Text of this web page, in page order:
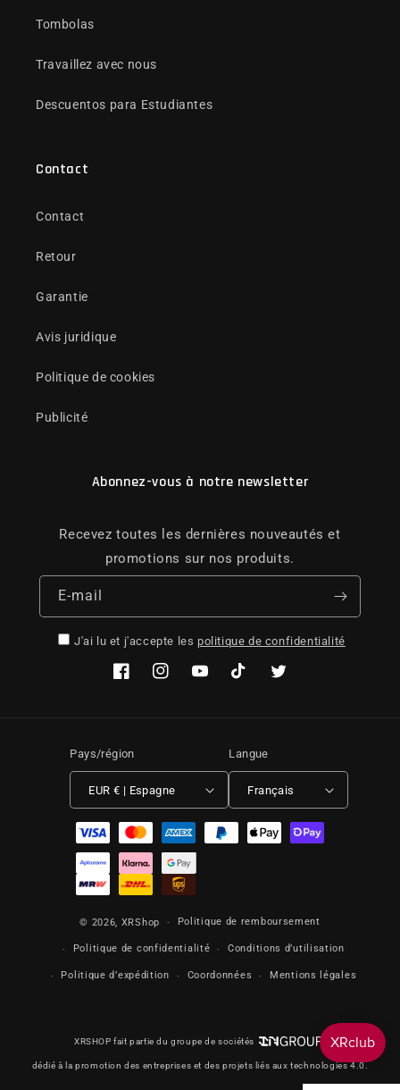
Tombolas
Travaillez avec nous
Descuentos para Estudiantes
Contact
Contact
Retour
Garantie
Avis juridique
Politique de cookies
Publicité
Abonnez-vous à notre newsletter
Recevez toutes les dernières nouveautés et
promotions sur nos produits.
E-mail
J'ai lu et j'accepte les politique de confidentialité
FacebookInstagramYouTubeTikTok Twitter
Pays/région
EUR € | Espagne
Langue
Français
Moyens de paiement
© 2026, XRShop Politique de remboursement
Politique de confidentialité Conditions d’utilisation
Politique d’expédition Coordonnées Mentions légales
XRSHOP fait partie du groupe de sociétés
dédié à la promotion des entreprises et des projets liés aux technologies 4.0.